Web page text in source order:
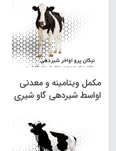
مکمل ویتامینه و معدنی
اواسط شیردهی گاو شیری